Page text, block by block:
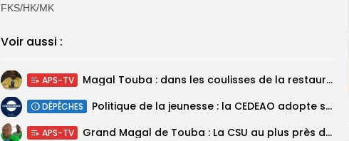
FKS/HK/MK
Voir aussi :
APS-TV Magal Touba : dans les coulisses de la restauration de la presse...
DÉPÊCHES Politique de la jeunesse : la CEDEAO adopte son plan d’actions stratégiques...
APS-TV Grand Magal de Touba : La CSU au plus près des pèlerins